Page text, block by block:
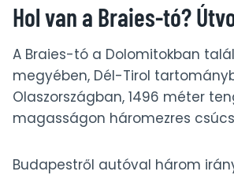
Hol van a Braies-tó?
A Braies-tó a Dolomitokban
megyében, Dél-Tirol
Olaszországban, 1496 méter
magasságon háromezres
Budapestről autóval három